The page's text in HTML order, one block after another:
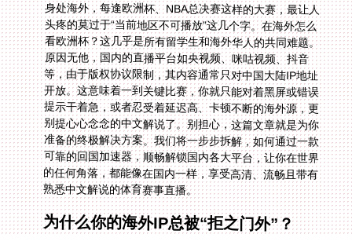
身处海外，每逢欧洲杯、NBA总决赛这样的大赛，最让人
头疼的莫过于“当前地区不可播放”这几个字。在海外怎么
看欧洲杯？这几乎是所有留学生和海外华人的共同难题。
原因无他，国内的直播平台如央视频、咪咕视频、抖音
等，由于版权协议限制，其内容通常只对中国大陆IP地址
开放。这意味着一到关键比赛，你就只能对着黑屏或错误
提示干着急，或者忍受着延迟高、卡顿不断的海外源，更
别提心心念念的中文解说了。别担心，这篇文章就是为你
准备的终极解决方案。我们将一步步拆解，如何通过一款
可靠的回国加速器，顺畅解锁国内各大平台，让你在世界
的任何角落，都能像在国内一样，享受高清、流畅且带有
熟悉中文解说的体育赛事直播。
为什么你的海外IP总被“拒之门外”？